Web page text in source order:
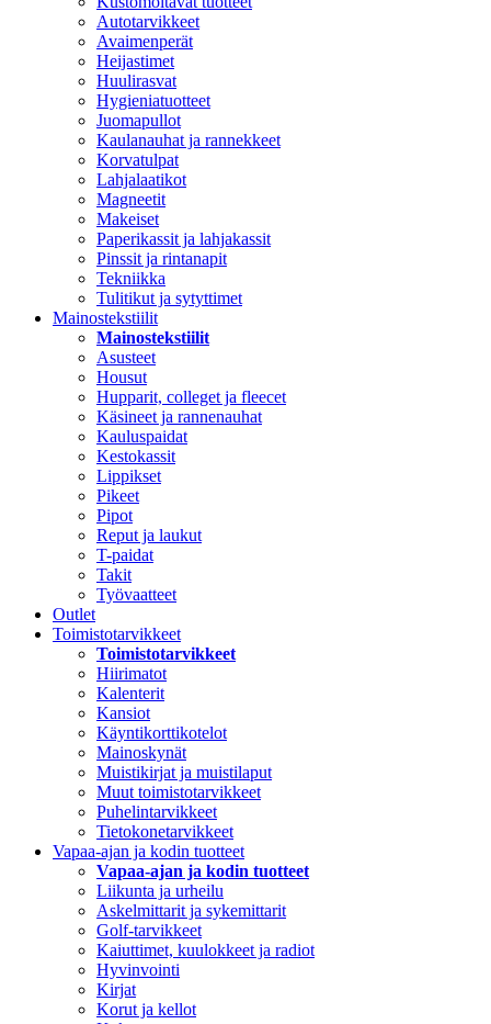
Autotarvikkeet
Avaimenperät
Heijastimet
Huulirasvat
Hygieniatuotteet
Juomapullot
Kaulanauhat ja rannekkeet
Korvatulpat
Lahjalaatikot
Magneetit
Makeiset
Paperikassit ja lahjakassit
Pinssit ja rintanapit
Tekniikka
Tulitikut ja sytyttimet
Mainostekstiilit
Mainostekstiilit
Asusteet
Housut
Hupparit, colleget ja fleecet
Käsineet ja rannenauhat
Kauluspaidat
Kestokassit
Lippikset
Pikeet
Pipot
Reput ja laukut
T-paidat
Takit
Työvaatteet
Outlet
Toimistotarvikkeet
Toimistotarvikkeet
Hiirimatot
Kalenterit
Kansiot
Käyntikorttikotelot
Mainoskynät
Muistikirjat ja muistilaput
Muut toimistotarvikkeet
Puhelintarvikkeet
Tietokonetarvikkeet
Vapaa-ajan ja kodin tuotteet
Vapaa-ajan ja kodin tuotteet
Liikunta ja urheilu
Askelmittarit ja sykemittarit
Golf-tarvikkeet
Kaiuttimet, kuulokkeet ja radiot
Hyvinvointi
Kirjat
Korut ja kellot